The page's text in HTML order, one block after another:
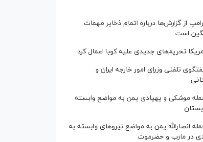
از گزارش‌ها درباره اتمام ذخایر مهمات
است
تحریم‌های جدیدی علیه کوبا اعمال کرد
تلفنی وزرای امور خارجه ایران و
موشکی و پهپادی یمن به مواضع وابسته
انصارالله یمن به مواضع نیرو‌های وابسته به
در مارب و حضرموت